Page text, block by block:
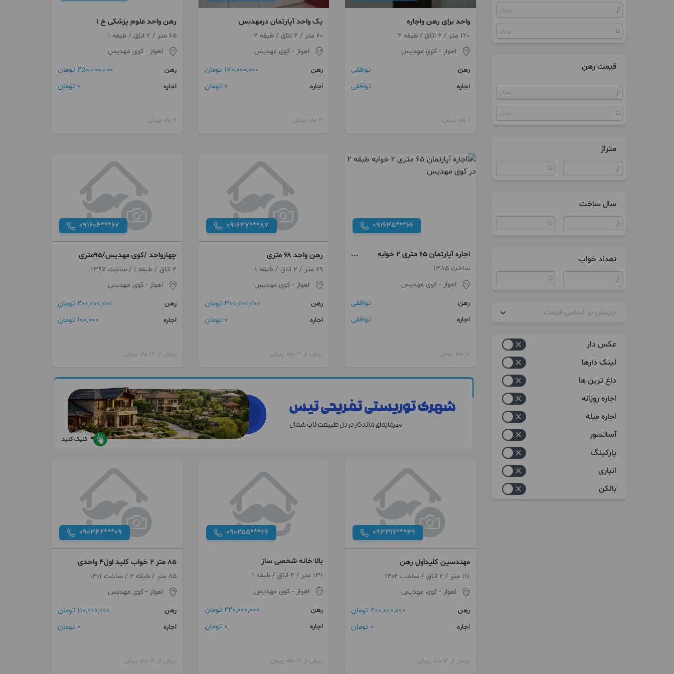
ویلا
تومان
تومان
قیمت رهن
تومان
تومان
متراژ
سال ساخت
تعداد خواب
چینش بر اساس قیمت
عکس دار
لینک دارها
داغ ترین ها
اجاره روزانه
اجاره مبله
آسانسور
پارکینگ
انباری
بالکن
واحد برای رهن واجاره
120 متر / 2 اتاق / طبقه 4
اهواز - کوی مهدیس
رهن
توافقی
اجاره توافقی
1 ماه پیش
یک واحد آپارتمان درمهدبس
60 متر / 2 اتاق / طبقه 2
اهواز - کوی مهدیس
رهن
170,000,000 تومان
اجاره 0 تومان
3 ماه پیش
رهن واحد علوم پزشکی خ 1
65 متر / 2 اتاق / طبقه 1
اهواز - کوی مهدیس
رهن
250,000,000 تومان
اجاره 0 تومان
9 ماه پیش
091635***66
اجاره آپارتمان ۶۵ متری ۲ خوابه
طبقه ۲ در کوی مهدیس
ساخت 1385
اهواز - کوی مهدیس
رهن
توافقی
اجاره توافقی
10 ماه پیش
091637***87
رهن واحد ۶۸ متری
69 متر / 2 اتاق / طبقه 1
اهواز - کوی مهدیس
رهن
300,000,000 تومان
اجاره 0 تومان
بیش از 12 ماه پیش
091604***67
چهارواحد /کوی مهدیس/۹۵متری
2 اتاق / طبقه 1 / ساخت 1397
اهواز - کوی مهدیس
رهن
200,000,000 تومان
اجاره 100,000 تومان
بیش از 12 ماه پیش
کلیک کنید
093316***49
مهندسین کلیداول رهن
110 متر / 2 اتاق / ساخت 1402
اهواز - کوی مهدیس
رهن
200,000,000 تومان
اجاره 0 تومان
بیش از 12 ماه پیش
090255***26
بالا خانه شخصی ساز
131 متر / 2 اتاق / طبقه 1
اهواز - کوی مهدیس
رهن
220,000,000 تومان
اجاره 0 تومان
بیش از 12 ماه پیش
090342***09
85 متر 2 خواب کلید اول۴ واحدی
85 متر / طبقه 2 / ساخت 1401
اهواز - کوی مهدیس
رهن
110,000,000 تومان
اجاره 0 تومان
بیش از 12 ماه پیش